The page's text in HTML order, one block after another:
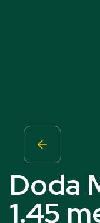
Doda
1.45